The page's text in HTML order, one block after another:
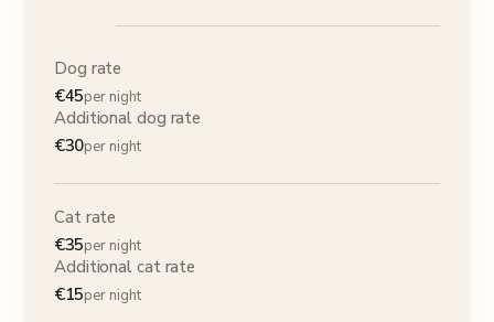
Dog rate
€45per night
Additional dog rate
€30per night
Cat rate
€35per night
Additional cat rate
€15per night